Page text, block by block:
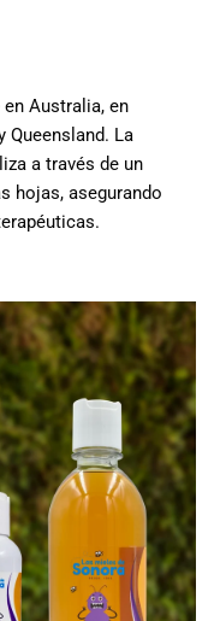
Australia, en
Queensland. La
a través de un
hojas, asegurando